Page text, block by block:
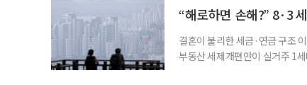
“해로하면 손해?” 8·3
결혼이 불리한 세금·연금 구조
부동산 세제개편안이 실거주 1